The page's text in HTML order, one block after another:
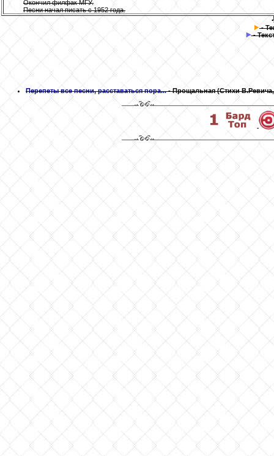
Окончил филфак МГУ.
Песни начал писать с 1952 года.
-
-
Перепеты все песни, расставаться пора...- Прощальная(Стихи